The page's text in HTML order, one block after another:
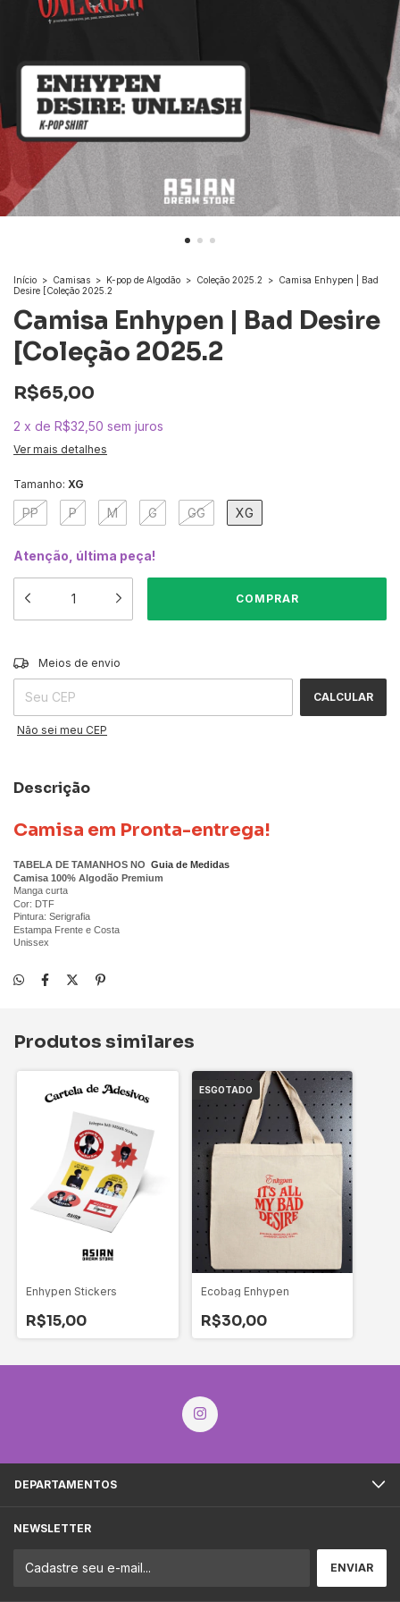
Início > Camisas > K-pop de Algodão > Coleção 2025.2 > Camisa Enhypen | Bad
Desire [Coleção 2025.2
Camisa Enhypen | Bad Desire
[Coleção 2025.2
R$65,00
2 x de R$32,50 sem juros
Ver mais detalhes
Tamanho: XG
PP P M G GG XG
Atenção, última peça!
Entregas para o CEP:
Meios de envio
CALCULAR
Não sei meu CEP
Descrição
Camisa em Pronta-entrega!
TABELA DE TAMANHOS NO Guia de Medidas
Camisa 100% Algodão Premium
Manga curta
Cor: DTF
Pintura: Serigrafia
Estampa Frente e Costa
Unissex
Produtos similares
Enhypen Stickers
R$15,00
ESGOTADO
Ecobag Enhypen
R$30,00
DEPARTAMENTOS
NEWSLETTER